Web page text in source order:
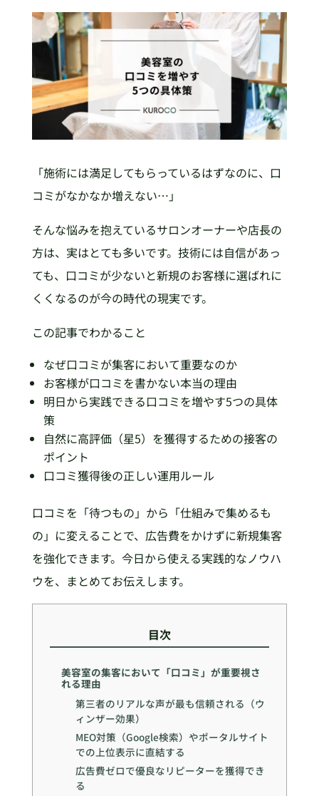
「施術には満足してもらっているはずなのに、口
コミがなかなか増えない…」
そんな悩みを抱えているサロンオーナーや店長の
方は、実はとても多いです。技術には自信があっ
ても、口コミが少ないと新規のお客様に選ばれに
くくなるのが今の時代の現実です。
この記事でわかること
なぜ口コミが集客において重要なのか
お客様が口コミを書かない本当の理由
明日から実践できる口コミを増やす5つの具体
策
自然に高評価（星5）を獲得するための接客の
ポイント
口コミ獲得後の正しい運用ルール
口コミを「待つもの」から「仕組みで集めるも
の」に変えることで、広告費をかけずに新規集客
を強化できます。今日から使える実践的なノウハ
ウを、まとめてお伝えします。
目次
美容室の集客において「口コミ」が重要視さ
れる理由
第三者のリアルな声が最も信頼される（ウ
ィンザー効果）
MEO対策（Google検索）やポータルサイト
での上位表示に直結する
広告費ゼロで優良なリピーターを獲得でき
る